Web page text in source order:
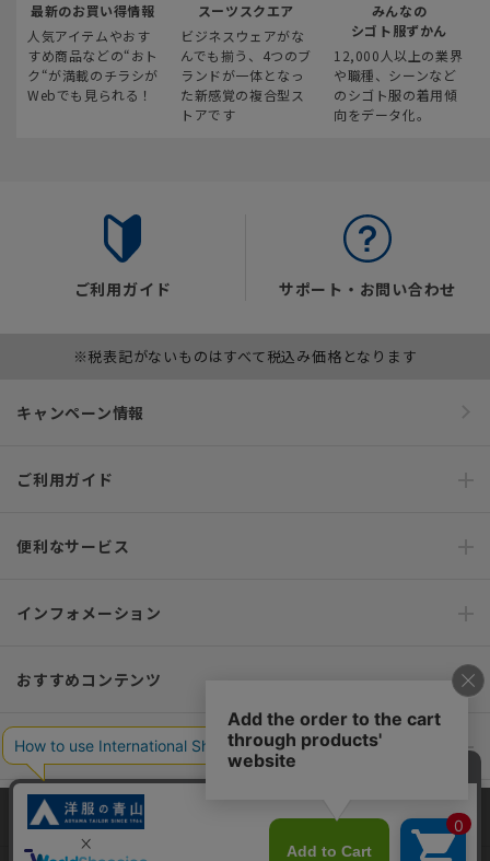
最新のお買い得情報
人気アイテムやおす
すめ商品などの“おト
ク“が満載のチラシが
Webでも見られる！
スーツスクエア
ビジネスウェアがな
んでも揃う、4つのブ
ランドが一体となっ
た新感覚の複合型ス
トアです
みんなの
シゴト服ずかん
12,000人以上の業界
や職種、シーンなど
のシゴト服の着用傾
向をデータ化。
ご利用ガイド サポート・お問い合わせ
※税表記がないものはすべて税込み価格となります
キャンペーン情報
ご利用ガイド
便利なサービス
インフォメーション
おすすめコンテンツ
ポリシー・企業情報
オーダースーツなら SHITATE
当サイトでは、快適な閲覧体験とコンテンツ改善のためにCookieを使用